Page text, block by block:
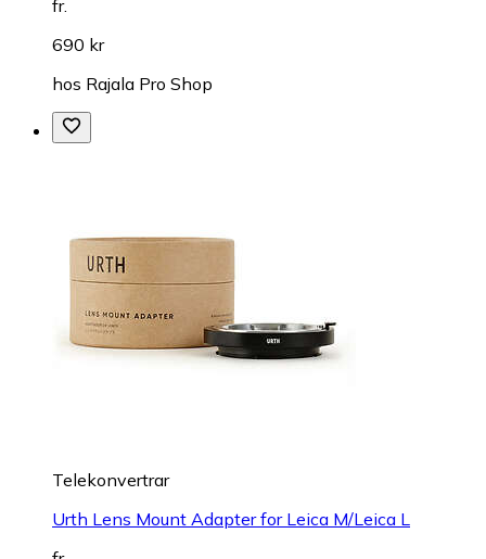
fr.
690 kr
hos Rajala Pro Shop
Telekonvertrar
Urth Lens Mount Adapter for Leica M/Leica L